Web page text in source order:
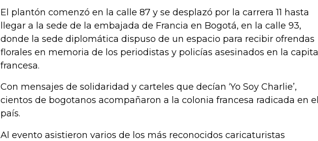
El plantón comenzó en la calle 87 y se desplazó por la carrera 11 hasta
llegar a la sede de la embajada de Francia en Bogotá, en la calle 93,
donde la sede diplomática dispuso de un espacio para recibir ofrendas
florales en memoria de los periodistas y policías asesinados en la capital
francesa.
Con mensajes de solidaridad y carteles que decían ‘Yo Soy Charlie’,
cientos de bogotanos acompañaron a la colonia francesa radicada en el
país.
Al evento asistieron varios de los más reconocidos caricaturistas